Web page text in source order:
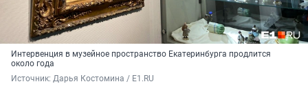
Интервенция в музейное пространство Екатеринбурга продлится
около года
Источник: Дарья Костомина / E1.RU